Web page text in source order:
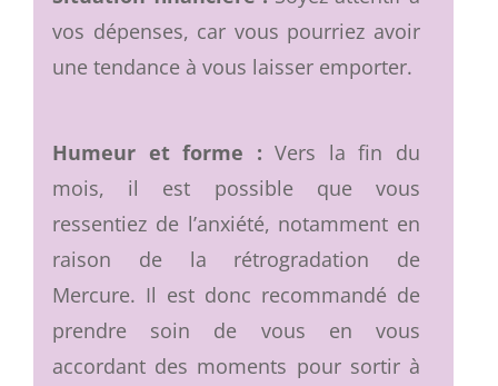
vos dépenses, car vous pourriez avoir
une tendance à vous laisser emporter.
Humeur et forme : Vers la fin du
mois, il est possible que vous
ressentiez de l’anxiété, notamment en
raison de la rétrogradation de
Mercure. Il est donc recommandé de
prendre soin de vous en vous
accordant des moments pour sortir à